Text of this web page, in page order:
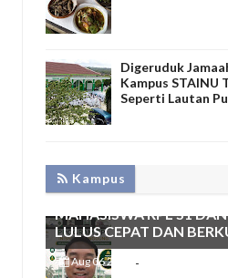
Digeruduk
Kampus STAINU
Seperti Lautan
Kampus
LAKUKAN BIMTEK RPL,
TEMANGGUNG SIAP
MAHASISWA RPL S1
LULUS CEPAT DAN
Aug 06 2026 -